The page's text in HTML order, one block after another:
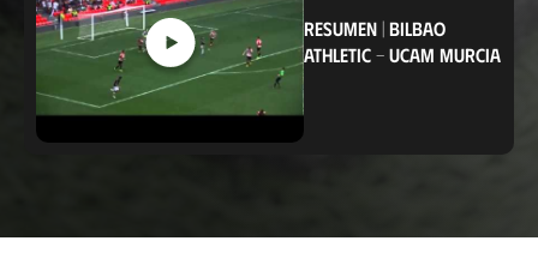
ó
n
RESUMEN |BILBAO
ATHLETIC -UCAM MURCIA